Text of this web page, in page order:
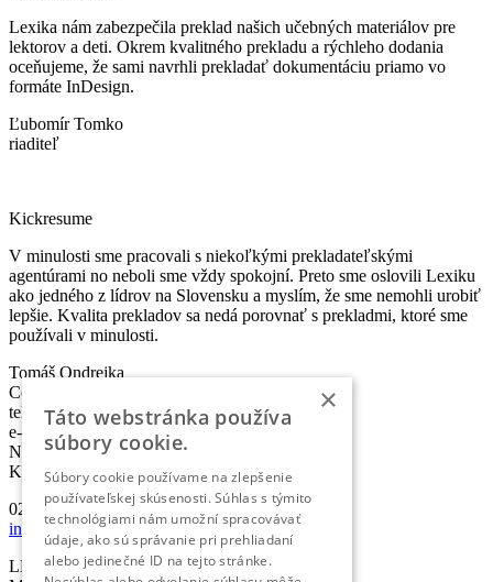
Lexika nám zabezpečila preklad našich učebných materiálov pre
lektorov a deti. Okrem kvalitného prekladu a rýchleho dodania
oceňujeme, že sami navrhli prekladať dokumentáciu priamo vo
formáte InDesign.
Ľubomír Tomko
riaditeľ
Kickresume
V minulosti sme pracovali s niekoľkými prekladateľskými
agentúrami no neboli sme vždy spokojní. Preto sme oslovili Lexiku
ako jedného z lídrov na Slovensku a myslím, že sme nemohli urobiť
lepšie. Kvalita prekladov sa nedá porovnať s prekladmi, ktoré sme
používali v minulosti.
Tomáš Ondrejka
Co-founder & Head of Marketing
telefón: +421 2 5010 6700
e-mail:
info@lexika.sk
Nájdete nás:
Kontakty
02/501 067 00
info@lexika.sk
LEXIKA s.r.o.
×
Táto webstránka používa
súbory cookie.
Súbory cookie používame na zlepšenie
používateľskej skúsenosti. Súhlas s týmito
technológiami nám umožní spracovávať
údaje, ako sú správanie pri prehliadaní
alebo jedinečné ID na tejto stránke.